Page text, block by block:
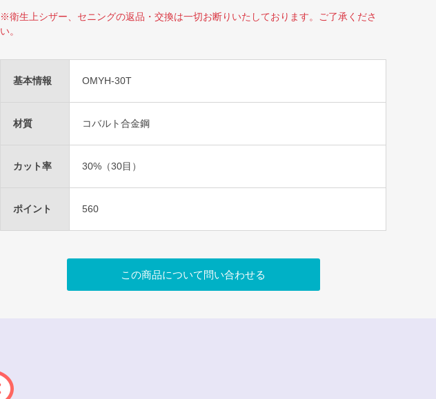
※衛生上シザー、セニングの返品・交換は一切お断りいたしております。ご了承くださ
い。
基本情報 OMYH-30T
材質 コバルト合金鋼
カット率 30%（30目）
ポイント 560
この商品について問い合わせる